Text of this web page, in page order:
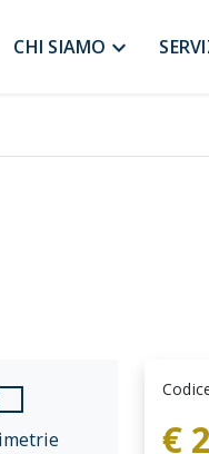
CHI SIAMO expand_more
€